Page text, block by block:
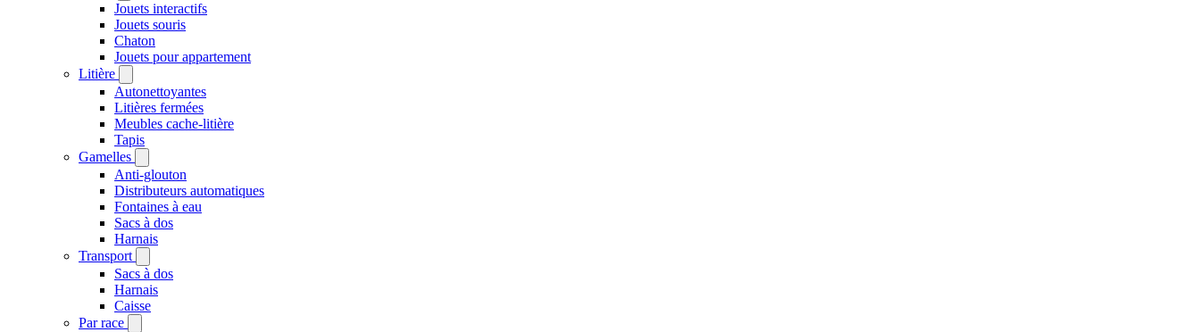
Jouets interactifs
Jouets souris
Chaton
Jouets pour appartement
Litière
Autonettoyantes
Litières fermées
Meubles cache-litière
Tapis
Gamelles
Anti-glouton
Distributeurs automatiques
Fontaines à eau
Sacs à dos
Harnais
Transport
Sacs à dos
Harnais
Caisse
Par race